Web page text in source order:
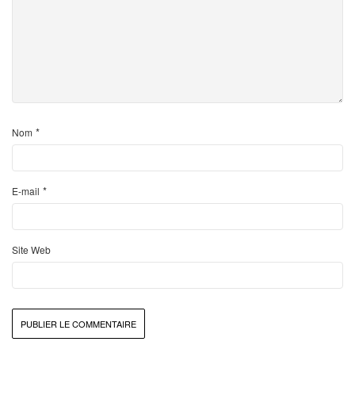
Nom *
E-mail *
Site Web